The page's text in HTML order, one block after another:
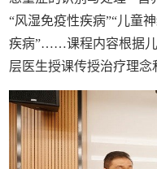
“风湿免疫性疾病”“儿童
疾病”……课程内容根据
层医生授课传授治疗理念